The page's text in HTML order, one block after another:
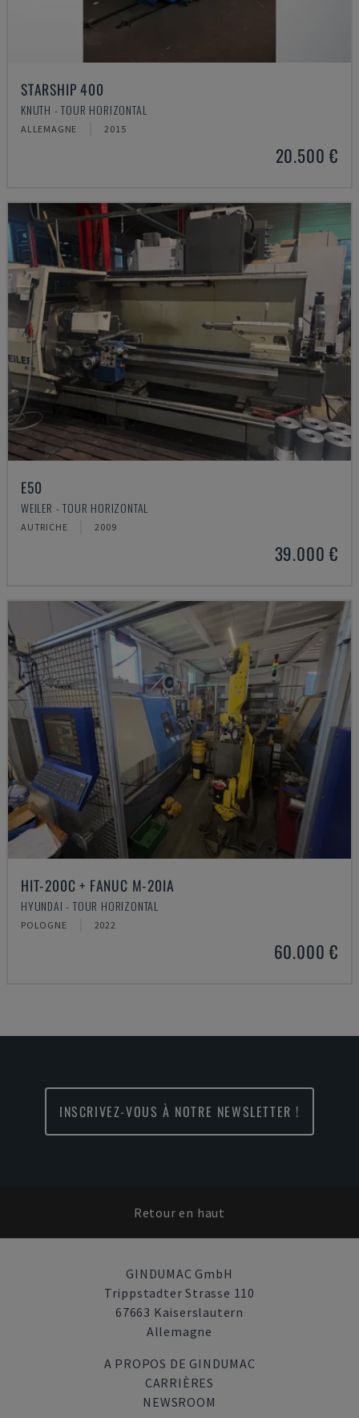
STARSHIP 400
KNUTH - TOUR HORIZONTAL
ALLEMAGNE 2015
20.500 €
E50
WEILER - TOUR HORIZONTAL
AUTRICHE 2009
39.000 €
HIT-200C + FANUC M-20IA
HYUNDAI - TOUR HORIZONTAL
POLOGNE 2022
60.000 €
INSCRIVEZ-VOUS À NOTRE NEWSLETTER !
Retour en haut
GINDUMAC GmbH
Trippstadter Strasse 110
67663 Kaiserslautern
Allemagne
A PROPOS DE GINDUMAC
CARRIÈRES
NEWSROOM